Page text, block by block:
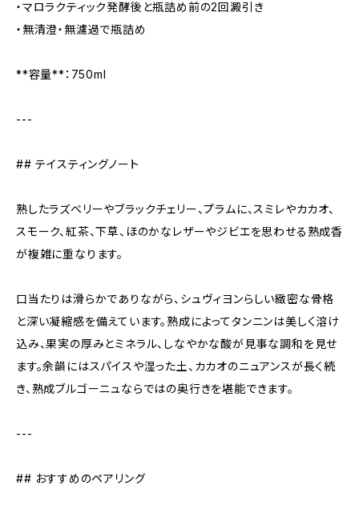
・マロラクティック発酵後と瓶詰め前の2回澱引き
・無清澄・無濾過で瓶詰め
**容量**：750ml
---
## テイスティングノート
熟したラズベリーやブラックチェリー、プラムに、スミレやカカオ、
スモーク、紅茶、下草、ほのかなレザーやジビエを思わせる熟成香
が複雑に重なります。
口当たりは滑らかでありながら、シュヴィヨンらしい緻密な骨格
と深い凝縮感を備えています。熟成によってタンニンは美しく溶け
込み、果実の厚みとミネラル、しなやかな酸が見事な調和を見せ
ます。余韻にはスパイスや湿った土、カカオのニュアンスが長く続
き、熟成ブルゴーニュならではの奥行きを堪能できます。
---
## おすすめのペアリング